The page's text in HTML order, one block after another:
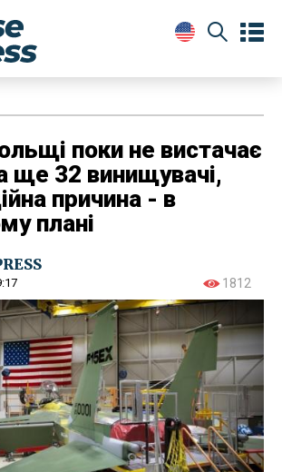
поки не вистачає
ще 32 винищувачі,
причина - в
плані
1812